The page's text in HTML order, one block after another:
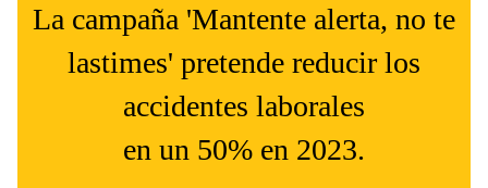
La campaña 'Mantente alerta, no te
lastimes' pretende reducir los
accidentes laborales
en un 50% en 2023.